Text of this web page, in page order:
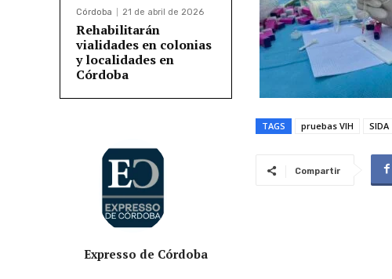
Córdoba 21 de abril de 2026
Rehabilitarán
vialidades en colonias
y localidades en
Córdoba
Expresso de Córdoba
TAGS pruebas VIH SIDA
Compartir